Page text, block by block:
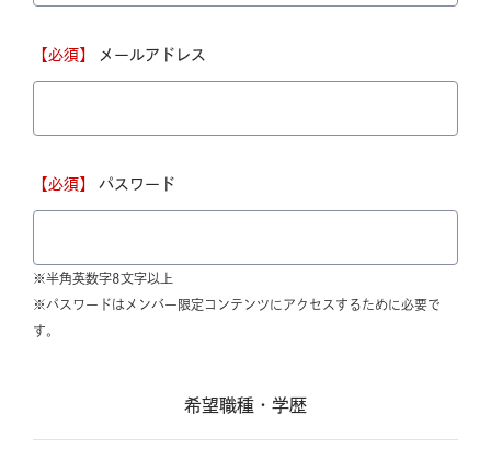
【必須】 メールアドレス
【必須】 パスワード
※半角英数字8文字以上
※パスワードはメンバー限定コンテンツにアクセスするために必要で
す。
希望職種・学歴